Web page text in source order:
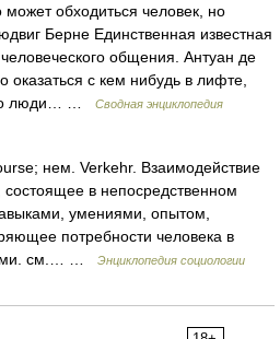
обходиться человек, но
Берне Единственная известная
общения. Антуан де
оказаться с кем нибудь в лифте,
люди… …
Сводная энциклопедия
нем. Verkehr. Взаимодействие
состоящее в непосредственном
умениями, опытом,
потребности человека в
см.… …
Энциклопедия социологии